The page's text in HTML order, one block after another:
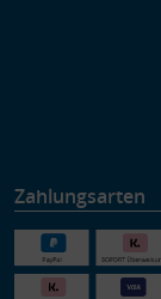
Zahlungsarten